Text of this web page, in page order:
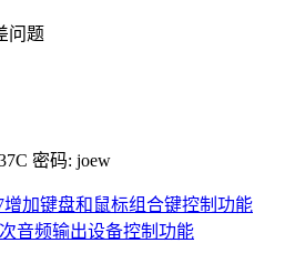
问题
密码: joew
增加键盘和鼠标组合键控制功能
次音频输出设备控制功能